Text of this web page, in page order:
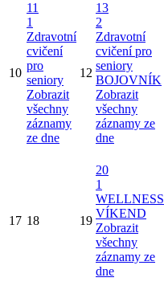
10
11
1
Zdravotní
cvičení
pro
seniory
Zobrazit
všechny
záznamy
ze dne
12
13
2
Zdravotní
cvičení pro
seniory
BOJOVNÍK
Zobrazit
všechny
záznamy ze
dne
17 18 19
20
1
WELLNESS
VÍKEND
Zobrazit
všechny
záznamy ze
dne